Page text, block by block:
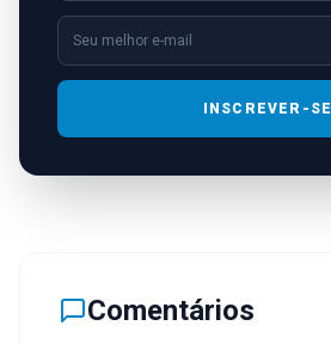
INSCREVER-SE
Comentários